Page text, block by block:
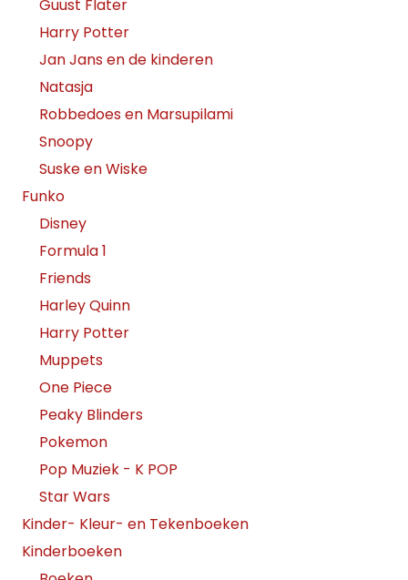
Guust Flater
Harry Potter
Jan Jans en de kinderen
Natasja
Robbedoes en Marsupilami
Snoopy
Suske en Wiske
Funko
Disney
Formula 1
Friends
Harley Quinn
Harry Potter
Muppets
One Piece
Peaky Blinders
Pokemon
Pop Muziek - K POP
Star Wars
Kinder- Kleur- en Tekenboeken
Kinderboeken